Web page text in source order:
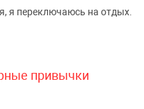
я переключаюсь на отдых.
привычки